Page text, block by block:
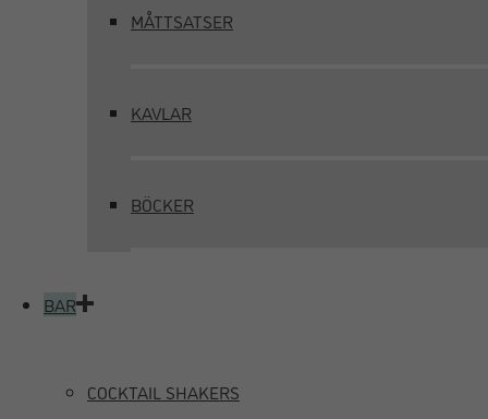
MÅTTSATSER
KAVLAR
BÖCKER
BAR
COCKTAIL SHAKERS